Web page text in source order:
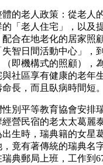
的老人政策：從老人
「老人住宅」，以及
配合在地老化的居家照
智日間活動中心」，
（即機構式的照顧），
社區享有健康的老年
長，而且臥病時間短。
性別平等教育協會安排
營民宿的老太太葛麗
生時，瑞典籍的女星
竟有著傳統的瑞典名
典郵局上班，工作到